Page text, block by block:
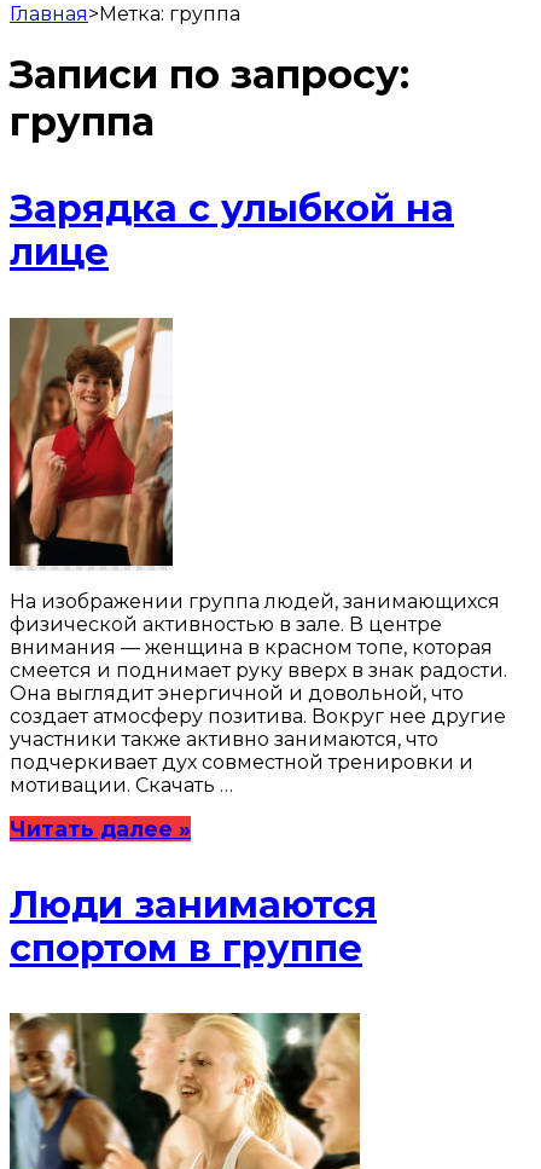
Главная>Метка: группа
Записи по запросу:
группа
Зарядка с улыбкой на
лице
На изображении группа людей, занимающихся
физической активностью в зале. В центре
внимания — женщина в красном топе, которая
смеется и поднимает руку вверх в знак радости.
Она выглядит энергичной и довольной, что
создает атмосферу позитива. Вокруг нее другие
участники также активно занимаются, что
подчеркивает дух совместной тренировки и
мотивации. Скачать …
Читать далее »
Люди занимаются
спортом в группе